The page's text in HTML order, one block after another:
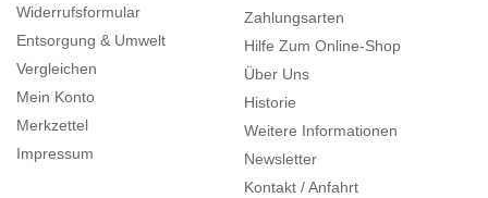
Widerrufsformular
Entsorgung & Umwelt
Vergleichen
Mein Konto
Merkzettel
Impressum
Zahlungsarten
Hilfe Zum Online-Shop
Über Uns
Historie
Weitere Informationen
Newsletter
Kontakt / Anfahrt